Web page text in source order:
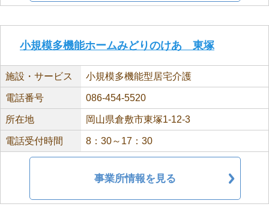
小規模多機能ホームみどりのけあ 東塚
施設・サービス 小規模多機能型居宅介護
電話番号 086-454-5520
所在地 岡山県倉敷市東塚1-12-3
電話受付時間 8：30～17：30
事業所情報を見る